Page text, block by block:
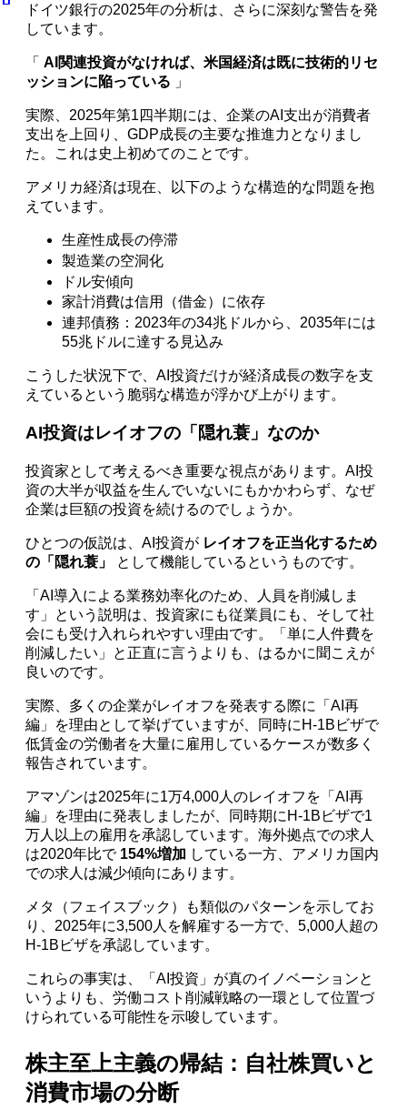
ドイツ銀行の2025年の分析は、さらに深刻な警告を発
しています。
「AI関連投資がなければ、米国経済は既に技術的リセ
ッションに陥っている 」
実際、2025年第1四半期には、企業のAI支出が消費者
支出を上回り、GDP成長の主要な推進力となりまし
た。これは史上初めてのことです。
アメリカ経済は現在、以下のような構造的な問題を抱
えています。
生産性成長の停滞
製造業の空洞化
ドル安傾向
家計消費は信用（借金）に依存
連邦債務：2023年の34兆ドルから、2035年には
55兆ドルに達する見込み
こうした状況下で、AI投資だけが経済成長の数字を支
えているという脆弱な構造が浮かび上がります。
AI投資はレイオフの「隠れ蓑」なのか
投資家として考えるべき重要な視点があります。AI投
資の大半が収益を生んでいないにもかかわらず、なぜ
企業は巨額の投資を続けるのでしょうか。
ひとつの仮説は、AI投資が レイオフを正当化するため
の「隠れ蓑」
として機能しているというものです。
「AI導入による業務効率化のため、人員を削減しま
す」という説明は、投資家にも従業員にも、そして社
会にも受け入れられやすい理由です。「単に人件費を
削減したい」と正直に言うよりも、はるかに聞こえが
良いのです。
実際、多くの企業がレイオフを発表する際に「AI再
編」を理由として挙げていますが、同時にH-1Bビザで
低賃金の労働者を大量に雇用しているケースが数多く
報告されています。
アマゾンは2025年に1万4,000人のレイオフを「AI再
編」を理由に発表しましたが、同時期にH-1Bビザで1
万人以上の雇用を承認しています。海外拠点での求人
は2020年比で 154%増加 している一方、アメリカ国内
での求人は減少傾向にあります。
メタ（フェイスブック）も類似のパターンを示してお
り、2025年に3,500人を解雇する一方で、5,000人超の
H-1Bビザを承認しています。
これらの事実は、「AI投資」が真のイノベーションと
いうよりも、労働コスト削減戦略の一環として位置づ
けられている可能性を示唆しています。
株主至上主義の帰結：自社株買いと
消費市場の分断